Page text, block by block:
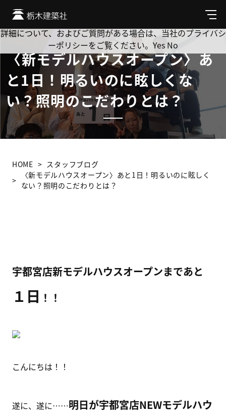
メ
ニ
ュ
〈新モデルハウスオープン〉あ
と1日！明るいのに眩しくな
い？照明のこだわりとは？
HOME
スタッフブログ
〈新モデルハウスオープン〉あと1日！明るいのに眩しく
ない？照明のこだわりとは？
宇都宮店新モデルハウスオープンまであと
１日 ！！
こんにちは！！
遂に、遂に……明日が宇都宮店NEWモデルハウ
Cookie を使用して、お客様の活動を追跡してもよろしいです
か? 当社ではお客様のプライバシーを極めて重視しています。
詳細について、およびご質問がある場合は、当社のプライバシ
ーポリシーをご覧ください。 Yes No